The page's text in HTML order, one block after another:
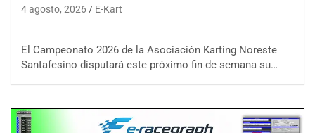
4 agosto, 2026 E-Kart
El Campeonato 2026 de la Asociación Karting Noreste
Santafesino disputará este próximo fin de semana su…